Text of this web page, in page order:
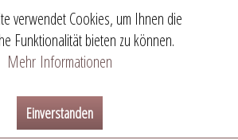
verwendet Cookies, um Ihnen die
Funktionalität bieten zu können.
Mehr Informationen
Einverstanden